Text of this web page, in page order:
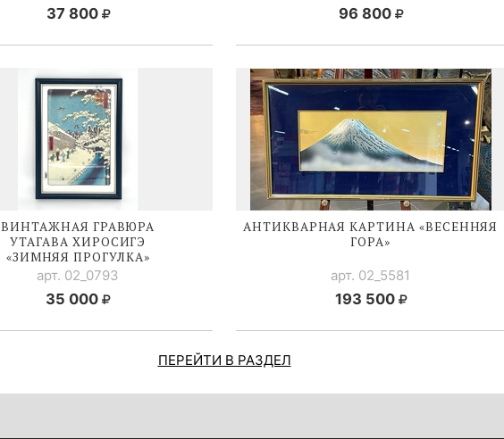
37 800 96 800
ВИНТАЖНАЯ ГРАВЮРА
УТАГАВА ХИРОСИГЭ
«ЗИМНЯЯ ПРОГУЛКА»
арт. 02_0793
35 000
АНТИКВАРНАЯ КАРТИНА «ВЕСЕННЯЯ
ГОРА»
арт. 02_5581
193 500
ПЕРЕЙТИ В РАЗДЕЛ